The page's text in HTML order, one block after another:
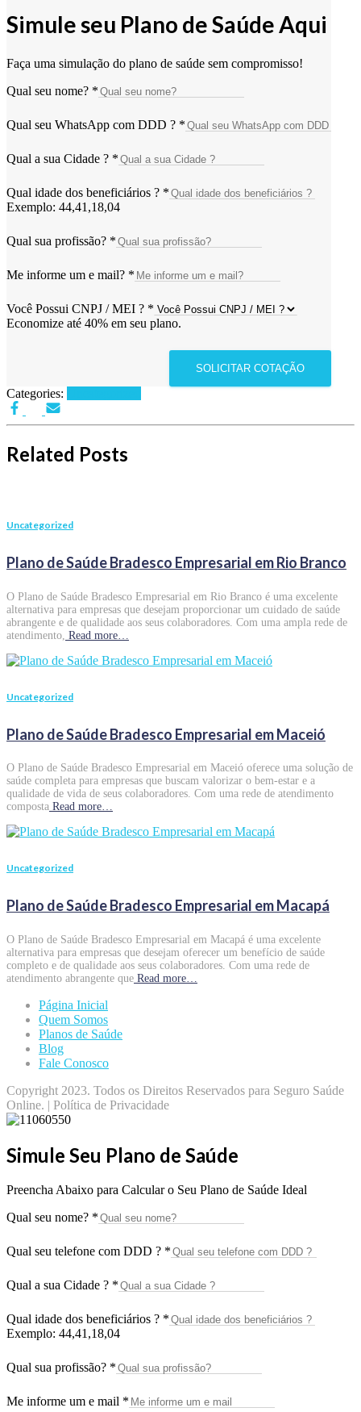
Simule seu Plano de Saúde Aqui
Faça uma simulação do plano de saúde sem compromisso!
Qual seu nome? *
Qual seu WhatsApp com DDD ? *
Qual a sua Cidade ? *
Qual idade dos beneficiários ? *
Exemplo: 44,41,18,04
Qual sua profissão? *
Me informe um e mail? *
Você Possui CNPJ / MEI ? *
Economize até 40% em seu plano.
SOLICITAR COTAÇÃO
Categories:
Related Posts
Uncategorized
Plano de Saúde Bradesco Empresarial em Rio Branco
O Plano de Saúde Bradesco Empresarial em Rio Branco é uma excelente
alternativa para empresas que desejam proporcionar um cuidado de saúde
abrangente e de qualidade aos seus colaboradores. Com uma ampla rede de
atendimento, Read more…
Uncategorized
Plano de Saúde Bradesco Empresarial em Maceió
O Plano de Saúde Bradesco Empresarial em Maceió oferece uma solução de
saúde completa para empresas que buscam valorizar o bem-estar e a
qualidade de vida de seus colaboradores. Com uma rede de atendimento
composta Read more…
Uncategorized
Plano de Saúde Bradesco Empresarial em Macapá
O Plano de Saúde Bradesco Empresarial em Macapá é uma excelente
alternativa para empresas que desejam oferecer um benefício de saúde
completo e de qualidade aos seus colaboradores. Com uma rede de
atendimento abrangente que Read more…
Página Inicial
Quem Somos
Planos de Saúde
Blog
Fale Conosco
Copyright 2023. Todos os Direitos Reservados para Seguro Saúde
Online. | Política de Privacidade
Simule Seu Plano de Saúde
Preencha Abaixo para Calcular o Seu Plano de Saúde Ideal
Qual seu nome? *
Qual seu telefone com DDD ? *
Qual a sua Cidade ? *
Qual idade dos beneficiários ? *
Exemplo: 44,41,18,04
Qual sua profissão? *
Me informe um e mail *